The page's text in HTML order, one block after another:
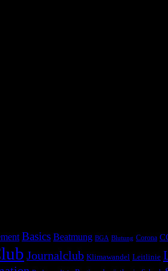
Basics Beatmung BGA Blutung Corona
Journalclub Klimawandel Leitlinie